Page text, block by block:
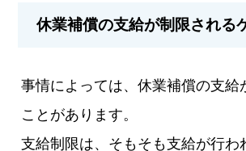
休業補償の支給が制限される
事情によっては、休業補償の支給
ことがあります。
支給制限は、そもそも支給が行わ